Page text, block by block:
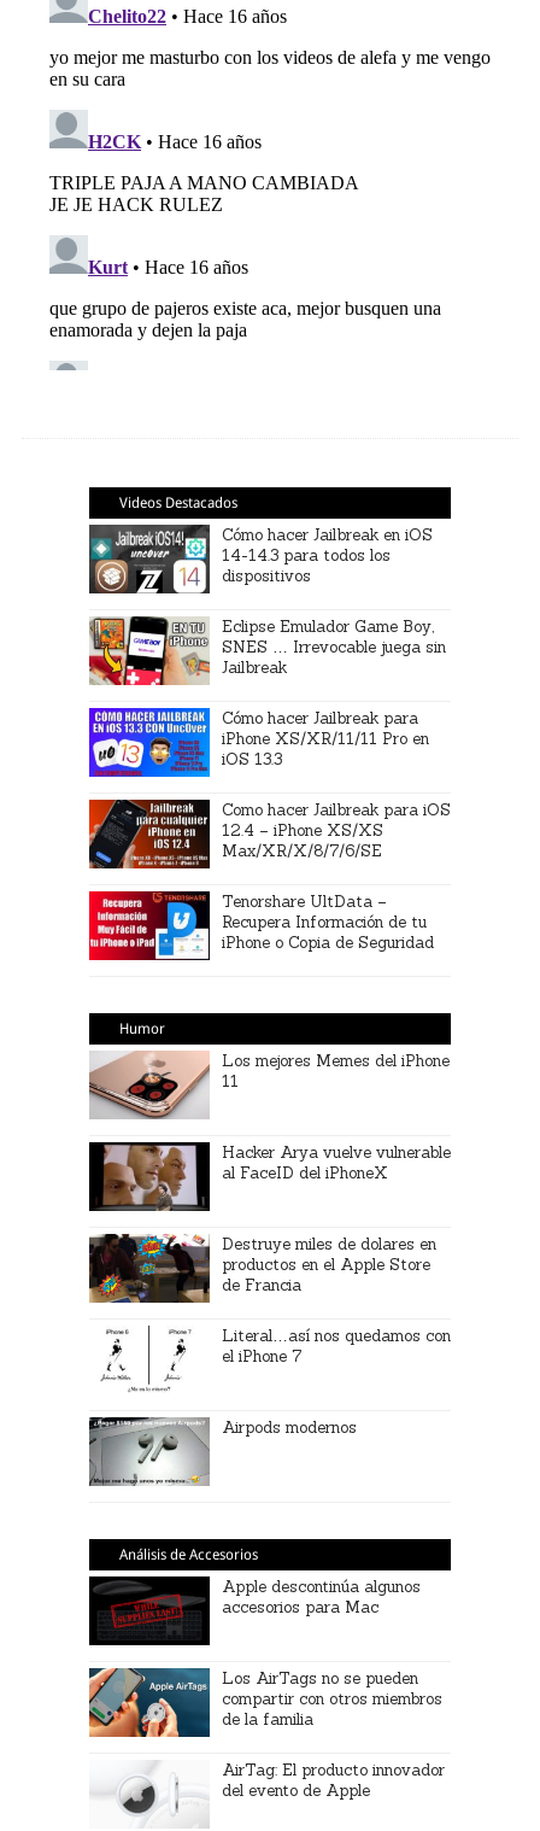
Videos Destacados
Cómo hacer Jailbreak en iOS
14-14.3 para todos los
dispositivos
Eclipse Emulador Game Boy,
SNES … Irrevocable juega sin
Jailbreak
Cómo hacer Jailbreak para
iPhone XS/XR/11/11 Pro en
iOS 13.3
Como hacer Jailbreak para iOS
12.4 – iPhone XS/XS
Max/XR/X/8/7/6/SE
Tenorshare UltData –
Recupera Información de tu
iPhone o Copia de Seguridad
Humor
Los mejores Memes del iPhone
11
Hacker Arya vuelve vulnerable
al FaceID del iPhoneX
Destruye miles de dolares en
productos en el Apple Store
de Francia
Literal…así nos quedamos con
el iPhone 7
Airpods modernos
Análisis de Accesorios
Apple descontinúa algunos
accesorios para Mac
Los AirTags no se pueden
compartir con otros miembros
de la familia
AirTag: El producto innovador
del evento de Apple